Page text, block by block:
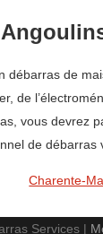
débarras de
de
vous devrez
de
Charente-
Services |